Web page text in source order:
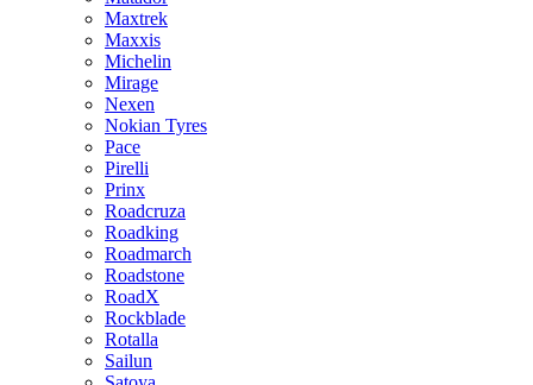
Maxtrek
Maxxis
Michelin
Mirage
Nexen
Nokian Tyres
Pace
Pirelli
Prinx
Roadcruza
Roadking
Roadmarch
Roadstone
RoadX
Rockblade
Rotalla
Sailun